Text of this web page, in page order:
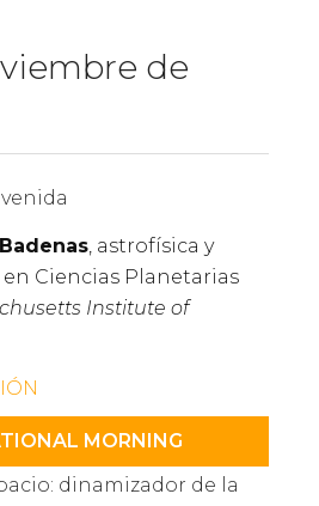
de
, astrofísica y
Ciencias Planetarias
Institute of
MORNING
dinamizador de la